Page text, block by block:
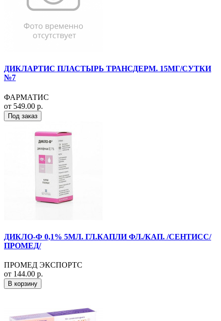
ДИКЛАРТИС ПЛАСТЫРЬ ТРАНСДЕРМ. 15МГ/СУТКИ
№7
ФАРМАТИС
от 549.00 р.
Под заказ
ДИКЛО-Ф 0,1% 5МЛ. ГЛ.КАПЛИ ФЛ./КАП. /СЕНТИСС/
ПРОМЕД/
ПРОМЕД ЭКСПОРТС
от 144.00 р.
В корзину